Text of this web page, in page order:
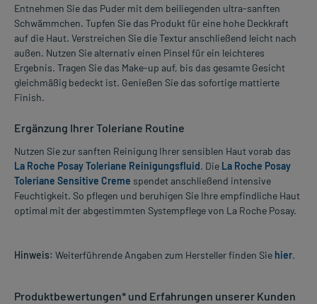
Entnehmen Sie das Puder mit dem beiliegenden ultra-sanften
Schwämmchen. Tupfen Sie das Produkt für eine hohe Deckkraft
auf die Haut. Verstreichen Sie die Textur anschließend leicht nach
außen. Nutzen Sie alternativ einen Pinsel für ein leichteres
Ergebnis. Tragen Sie das Make-up auf, bis das gesamte Gesicht
gleichmäßig bedeckt ist. Genießen Sie das sofortige mattierte
Finish.
Ergänzung Ihrer Toleriane Routine
Nutzen Sie zur sanften Reinigung Ihrer sensiblen Haut vorab das
La Roche Posay Toleriane Reinigungsfluid. Die La Roche Posay
Toleriane Sensitive Creme spendet anschließend intensive
Feuchtigkeit. So pflegen und beruhigen Sie Ihre empfindliche Haut
optimal mit der abgestimmten Systempflege von La Roche Posay.
Hinweis: Weiterführende Angaben zum Hersteller finden Sie hier.
Produktbewertungen* und Erfahrungen unserer Kunden